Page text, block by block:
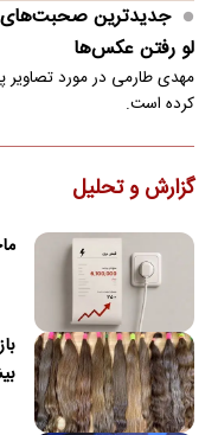
جدیدترین صحبت‌های
لو رفتن عکس‌ها
مهدی طارمی در مورد
کرده است.
گزارش و تحلیل